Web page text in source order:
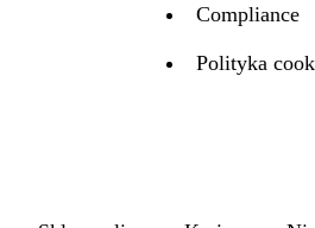
Compliance
Polityka